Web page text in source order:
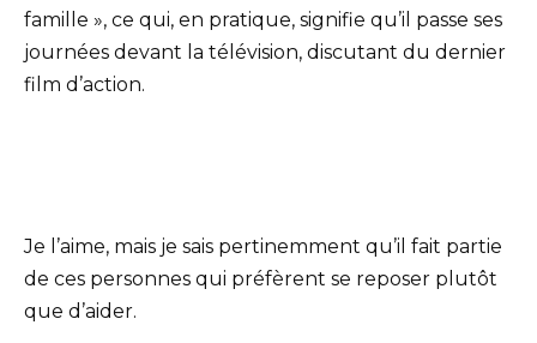
famille », ce qui, en pratique, signifie qu’il passe ses
journées devant la télévision, discutant du dernier
film d’action.
Je l’aime, mais je sais pertinemment qu’il fait partie
de ces personnes qui préfèrent se reposer plutôt
que d’aider.